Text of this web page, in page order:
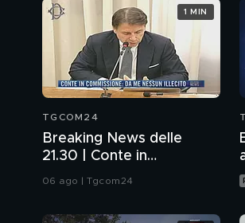
TGCOM24
Breaking News delle
21.30 | Conte in
Commissione: da me
06 ago | Tgcom24
1 MIN